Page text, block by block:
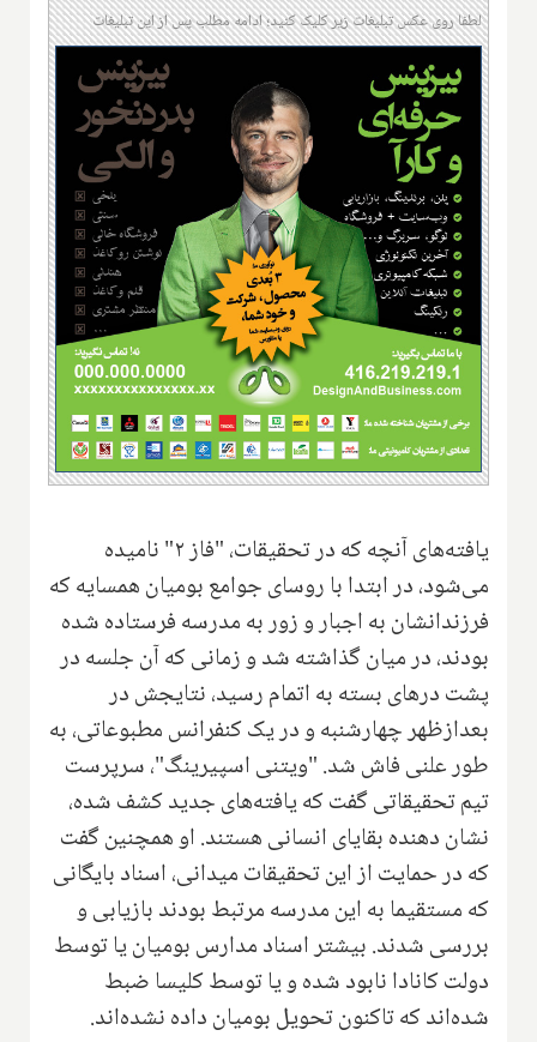
لطفا روی عکس تبلیغات زیر کلیک کنید؛ ادامه مطلب پس از این تبلیغات
یافته‌های آنچه که در تحقیقات، "فاز ۲" نامیده
می‌شود، در ابتدا با روسای جوامع بومیان همسایه که
فرزندانشان به اجبار و زور به مدرسه فرستاده شده
بودند‌، در میان گذاشته شد و زمانی که آن جلسه در
پشت درهای بسته به اتمام رسید‌، نتایجش در
بعدازظهر چهارشنبه و در یک کنفرانس مطبوعاتی، به
طور علنی فاش شد. "ویتنی اسپیرینگ"، سرپرست
تیم تحقیقاتی گفت که یافته‌های جدید کشف شده،
‌نشان ‌دهنده ‌بقایای ‌انسانی هستند. او همچنین گفت
که در حمایت از این تحقیقات میدانی، اسناد بایگانی
که مستقیما به این مدرسه مرتبط بودند بازیابی و
بررسی شدند.‌ بیشتر اسناد مدارس بومیان یا توسط
دولت کانادا نابود شده و یا توسط کلیسا ضبط
شده‌اند که تاکنون تحویل بومیان داده نشده‌اند.